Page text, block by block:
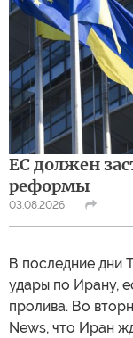
ЕС должен
реформы
03.08.2026
В последние дни
удары по Ирану,
пролива. Во
News, что Иран